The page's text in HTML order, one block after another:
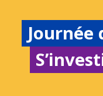
Journée